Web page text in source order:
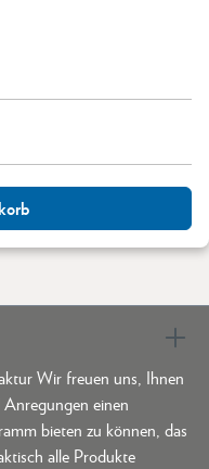
Wir freuen uns, Ihnen
einen
bieten zu können, das
alle Produkte